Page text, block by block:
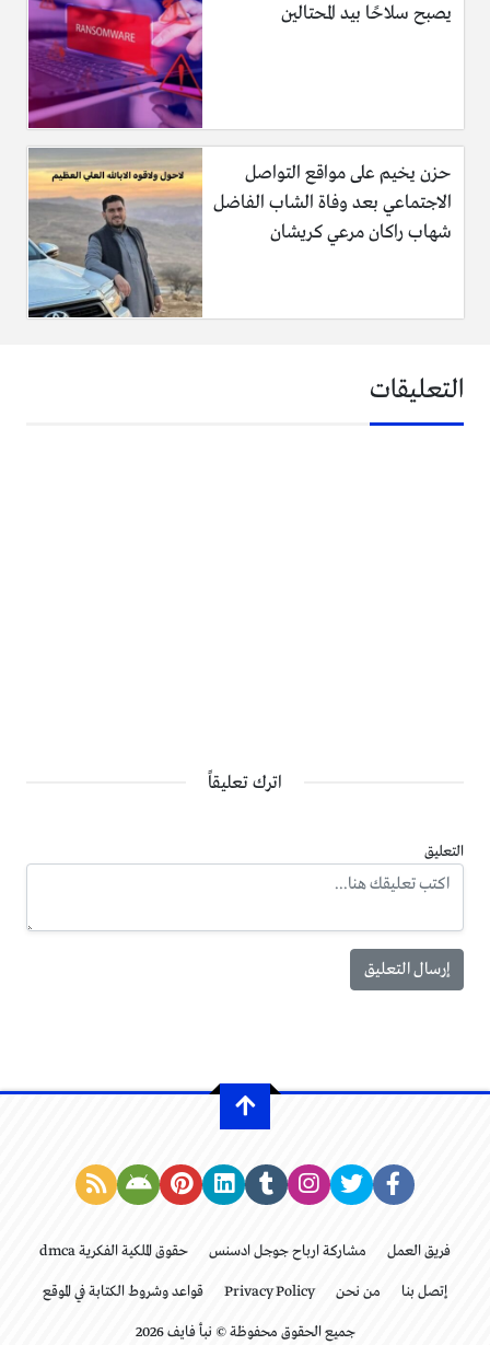
يصبح سلاحًا بيد المحتالين
حزن يخيم على مواقع التواصل
الاجتماعي بعد وفاة الشاب الفاضل
شهاب راكان مرعي كريشان
التعليقات
اترك تعليقاً
التعليق
فريق العمل مشاركة ارباح جوجل ادسنس حقوق الملكية الفكرية dmca
إتصل بنا من نحن Privacy Policy قواعد وشروط الكتابة في الموقع
جميع الحقوق محفوظة © نبأ فايف 2026